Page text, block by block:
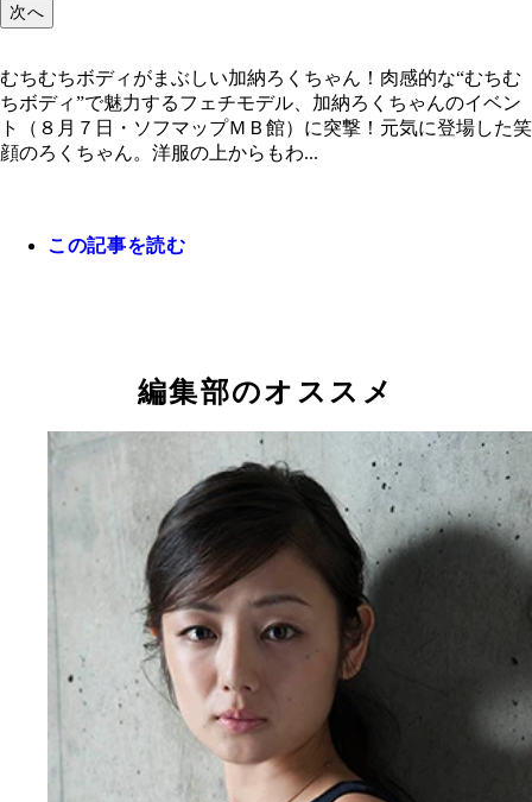
次へ
むちむちボディがまぶしい加納ろくちゃん！肉感的な“むちむ
ちボディ”で魅力するフェチモデル、加納ろくちゃんのイベン
ト（８月７日・ソフマップＭＢ館）に突撃！元気に登場した笑
顔のろくちゃん。洋服の上からもわ...
この記事を読む
編集部のオススメ